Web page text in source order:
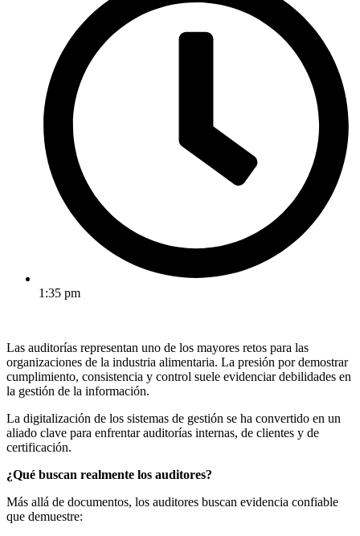
1:35 pm
Las auditorías representan uno de los mayores retos para las
organizaciones de la industria alimentaria. La presión por demostrar
cumplimiento, consistencia y control suele evidenciar debilidades en
la gestión de la información.
La digitalización de los sistemas de gestión se ha convertido en un
aliado clave para enfrentar auditorías internas, de clientes y de
certificación.
¿Qué buscan realmente los auditores?
Más allá de documentos, los auditores buscan evidencia confiable
que demuestre: